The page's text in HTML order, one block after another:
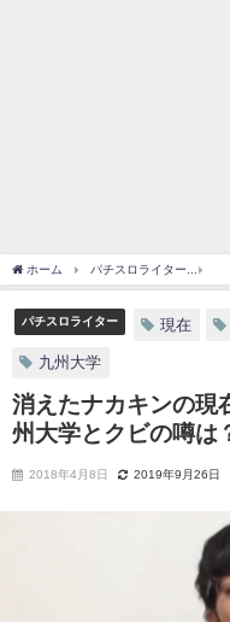
ホーム パチスロライター
パチスロライター 現在
九州大学
消えたナカキンの現
州大学とクビの噂は
2018年4月8日 2019年9月26日